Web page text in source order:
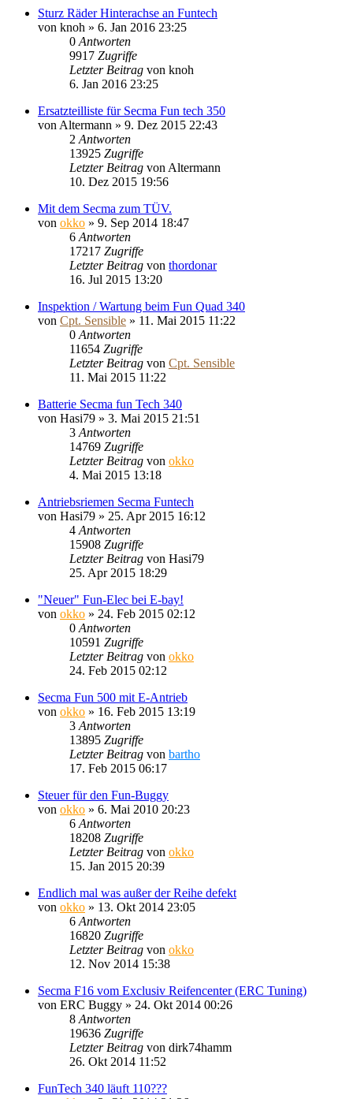
Sturz Räder Hinterachse an Funtech
von knoh » 6. Jan 2016 23:25
0 Antworten
9917 Zugriffe
Letzter Beitrag von knoh
6. Jan 2016 23:25
Ersatzteilliste für Secma Fun tech 350
von Altermann » 9. Dez 2015 22:43
2 Antworten
13925 Zugriffe
Letzter Beitrag von Altermann
10. Dez 2015 19:56
Mit dem Secma zum TÜV.
von okko » 9. Sep 2014 18:47
6 Antworten
17217 Zugriffe
Letzter Beitrag von thordonar
16. Jul 2015 13:20
Inspektion / Wartung beim Fun Quad 340
von Cpt. Sensible » 11. Mai 2015 11:22
0 Antworten
11654 Zugriffe
Letzter Beitrag von Cpt. Sensible
11. Mai 2015 11:22
Batterie Secma fun Tech 340
von Hasi79 » 3. Mai 2015 21:51
3 Antworten
14769 Zugriffe
Letzter Beitrag von okko
4. Mai 2015 13:18
Antriebsriemen Secma Funtech
von Hasi79 » 25. Apr 2015 16:12
4 Antworten
15908 Zugriffe
Letzter Beitrag von Hasi79
25. Apr 2015 18:29
"Neuer" Fun-Elec bei E-bay!
von okko » 24. Feb 2015 02:12
0 Antworten
10591 Zugriffe
Letzter Beitrag von okko
24. Feb 2015 02:12
Secma Fun 500 mit E-Antrieb
von okko » 16. Feb 2015 13:19
3 Antworten
13895 Zugriffe
Letzter Beitrag von bartho
17. Feb 2015 06:17
Steuer für den Fun-Buggy
von okko » 6. Mai 2010 20:23
6 Antworten
18208 Zugriffe
Letzter Beitrag von okko
15. Jan 2015 20:39
Endlich mal was außer der Reihe defekt
von okko » 13. Okt 2014 23:05
6 Antworten
16820 Zugriffe
Letzter Beitrag von okko
12. Nov 2014 15:38
Secma F16 vom Exclusiv Reifencenter (ERC Tuning)
von ERC Buggy » 24. Okt 2014 00:26
8 Antworten
19636 Zugriffe
Letzter Beitrag von dirk74hamm
26. Okt 2014 11:52
FunTech 340 läuft 110???